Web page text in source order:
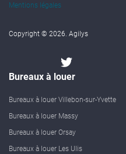
Mentions légales
Copyright © 2026. Agilys
Bureaux à louer
Bureaux à louer Villebon-sur-Yvette
Bureaux à louer Massy
Bureaux à louer Orsay
Bureaux à louer Les Ulis